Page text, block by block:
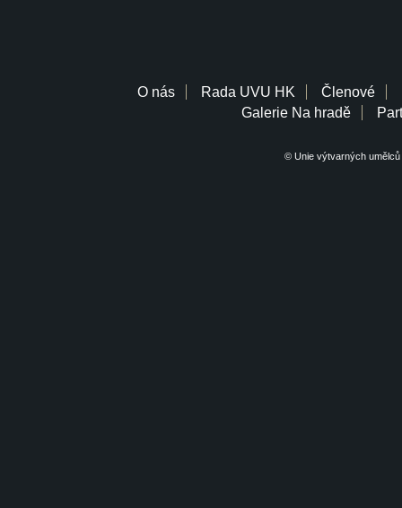
O nás Rada UVU HK Členové
Galerie Na hradě
© Unie výtvarných